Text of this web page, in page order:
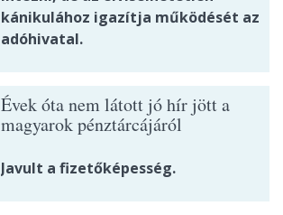
kánikulához igazítja működését az
adóhivatal.
Évek óta nem látott jó hír jött a
magyarok pénztárcájáról
Javult a fizetőképesség.